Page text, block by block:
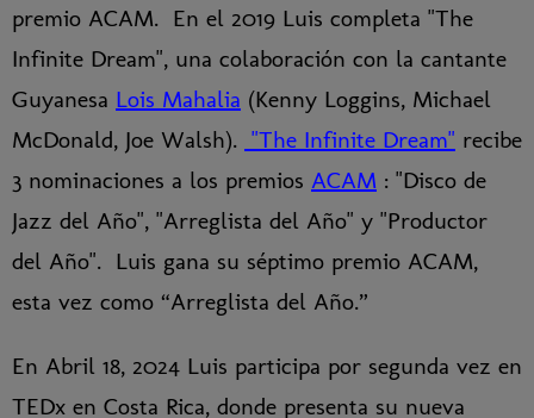
premio ACAM. En el 2019 Luis completa "The
Infinite Dream", una colaboración con la cantante
Guyanesa Lois Mahalia (Kenny Loggins, Michael
McDonald, Joe Walsh). "The Infinite Dream" recibe
3 nominaciones a los premios ACAM : "Disco de
Jazz del Año", "Arreglista del Año" y "Productor
del Año". Luis gana su séptimo premio ACAM,
esta vez como “Arreglista del Año.”
En Abril 18, 2024 Luis participa por segunda vez en
TEDx en Costa Rica, donde presenta su nueva